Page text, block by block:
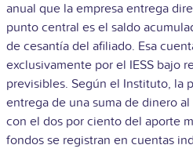
anual que la empresa entrega
punto central es el saldo
de cesantía del afiliado. Esa
exclusivamente por el IESS bajo
previsibles. Según el Instituto, la
entrega de una suma de dinero
con el dos por ciento del aporte
fondos se registran en cuentas